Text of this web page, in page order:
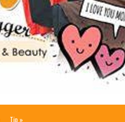
Tip »